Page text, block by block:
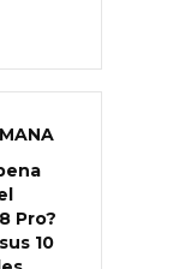
Pro?
10